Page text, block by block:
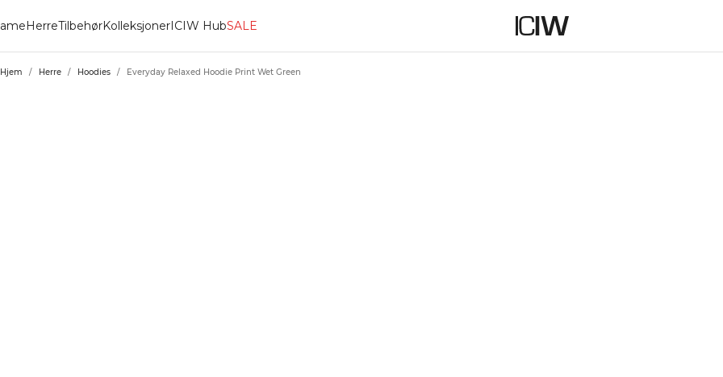
HerreTilbehørKolleksjonerICIW HubSALE
Hjem / Herre / Hoodies / Everyday Relaxed Hoodie Print Wet Green